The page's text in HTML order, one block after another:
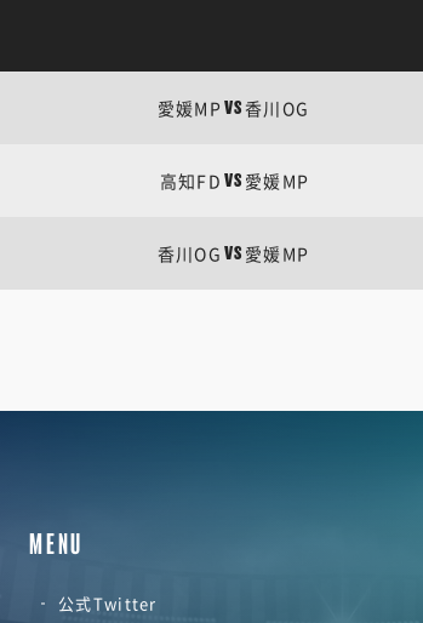
愛媛MP VS 香川OG
高知FD VS 愛媛MP
香川OG VS 愛媛MP
MENU
公式Twitter